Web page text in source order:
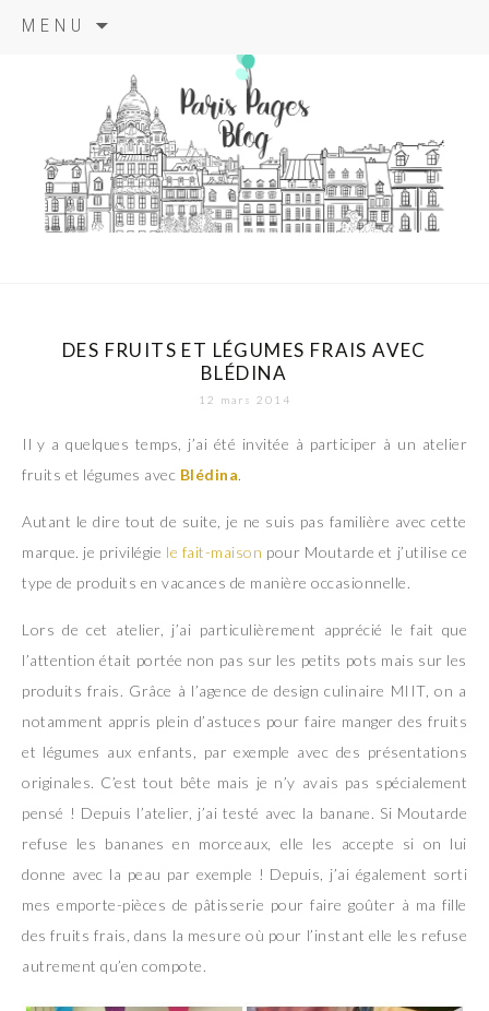
MENU
principal
paris pages
blog
DES FRUITS ET LÉGUMES FRAIS AVEC
BLÉDINA
12 mars 2014
Il y a quelques temps, j’ai été invitée à participer à un atelier
fruits et légumes avec Blédina.
Autant le dire tout de suite, je ne suis pas familière avec cette
marque. je privilégie le fait-maison pour Moutarde et j’utilise ce
type de produits en vacances de manière occasionnelle.
Lors de cet atelier, j’ai particulièrement apprécié le fait que
l’attention était portée non pas sur les petits pots mais sur les
produits frais. Grâce à l’agence de design culinaire MIIT, on a
notamment appris plein d’astuces pour faire manger des fruits
et légumes aux enfants, par exemple avec des présentations
originales. C’est tout bête mais je n’y avais pas spécialement
pensé ! Depuis l’atelier, j’ai testé avec la banane. Si Moutarde
refuse les bananes en morceaux, elle les accepte si on lui
donne avec la peau par exemple ! Depuis, j’ai également sorti
mes emporte-pièces de pâtisserie pour faire goûter à ma fille
des fruits frais, dans la mesure où pour l’instant elle les refuse
autrement qu’en compote.